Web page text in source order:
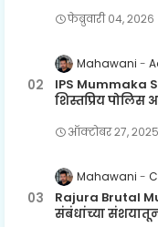
फेब्रुवारी ०४, २०२६
Mahawani
IPS Mummaka
शिस्तप्रिय पोलिस
ऑक्टोबर २७, २०२५
Mahawani
Rajura Brutal
संबंधांच्या संशयातून